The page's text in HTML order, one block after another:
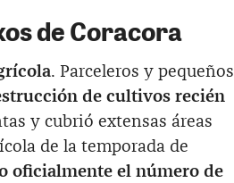
de Coracora
. Parceleros y pequeños
de cultivos recién
y cubrió extensas áreas
de la temporada de
oficialmente el número de